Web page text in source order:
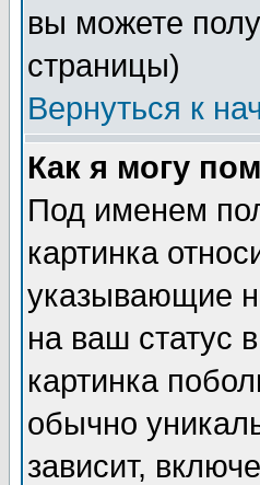
вы можете
страницы)
Вернуться к
Как я могу
Под именем
картинка
указывающие
на ваш статус
картинка
обычно
зависит,